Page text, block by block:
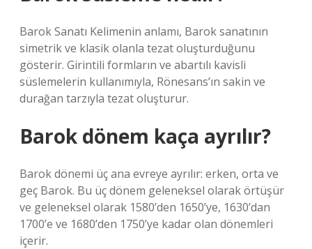
Barok Sanatı Kelimenin anlamı, Barok sanatının
simetrik ve klasik olanla tezat oluşturduğunu
gösterir. Girintili formların ve abartılı kavisli
süslemelerin kullanımıyla, Rönesans’ın sakin ve
durağan tarzıyla tezat oluşturur.
Barok dönem kaça ayrılır?
Barok dönemi üç ana evreye ayrılır: erken, orta ve
geç Barok. Bu üç dönem geleneksel olarak örtüşür
ve geleneksel olarak 1580’den 1650’ye, 1630’dan
1700’e ve 1680’den 1750’ye kadar olan dönemleri
içerir.